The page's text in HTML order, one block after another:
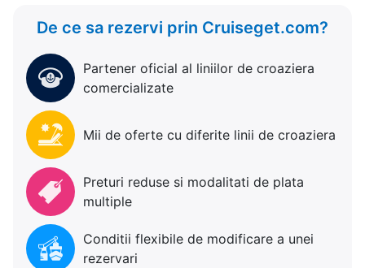
De ce sa rezervi prin Cruiseget.com?
Partener oficial al liniilor de croaziera
comercializate
Mii de oferte cu diferite linii de croaziera
Preturi reduse si modalitati de plata
multiple
Conditii flexibile de modificare a unei
rezervari